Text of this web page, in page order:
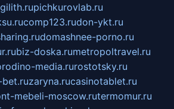
pichkurovlab.ru
comp123.rudon-ykt.ru
domashnee-porno.ru
biz-doska.rumetropoltravel.ru
media.rurostotsky.ru
zaryna.rucasinotablet.ru
mebeli-moscow.rutermomur.ru